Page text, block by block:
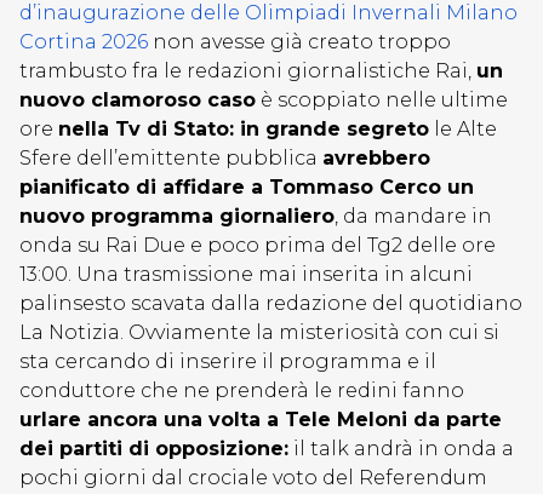
d’inaugurazione delle Olimpiadi Invernali Milano
Cortina 2026 non avesse già creato troppo
trambusto fra le redazioni giornalistiche Rai, un
nuovo clamoroso caso è scoppiato nelle ultime
ore nella Tv di Stato: in grande segreto le Alte
Sfere dell’emittente pubblica avrebbero
pianificato di affidare a Tommaso Cerco un
nuovo programma giornaliero, da mandare in
onda su Rai Due e poco prima del Tg2 delle ore
13:00. Una trasmissione mai inserita in alcuni
palinsesto scavata dalla redazione del quotidiano
La Notizia. Ovviamente la misteriosità con cui si
sta cercando di inserire il programma e il
conduttore che ne prenderà le redini fanno
urlare ancora una volta a Tele Meloni da parte
dei partiti di opposizione: il talk andrà in onda a
pochi giorni dal crociale voto del Referendum